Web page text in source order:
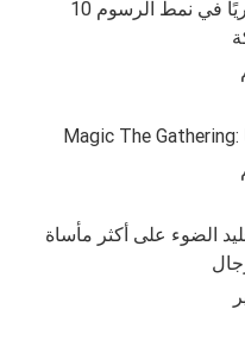
10 رسوم كاريكاتورية تغيرت جذريًا في نمط الرسوم
الضوء على أكثر مأساة